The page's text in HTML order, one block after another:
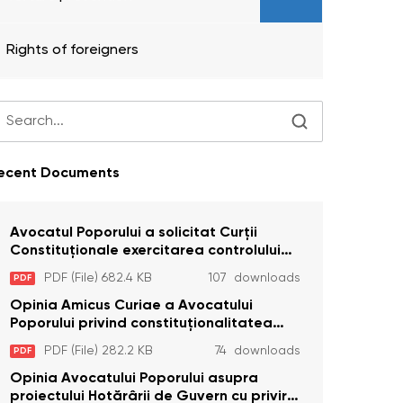
Rights of foreigners
Documents
Avocatul Poporului a solicitat Curţii
Constituţionale exercitarea controlului
constituţionalităţii unor prevederi cu
privire la plata alocației sociale de stat
persoanelor cu dizabilitați care sunt
private de liberate
PDF PDF (File) 682.4 KB 107 downloads
Opinia Amicus Curiae a Avocatului
Poporului privind constituționalitatea
unor prevederi care interzic angajarea în
organizațiile de pază particulară a
persoanelor condamnate pentru
comiterea cu intenție a unor infracțiuni a
PDF PDF (File) 282.2 KB 74 downloads
Opinia Avocatului Poporului asupra
proiectului Hotărârii de Guvern cu privire